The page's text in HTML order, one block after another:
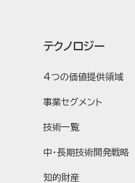
テクノロジー
4つの価値提供領域
事業セグメント
技術一覧
中・長期技術開発戦略
知的財産